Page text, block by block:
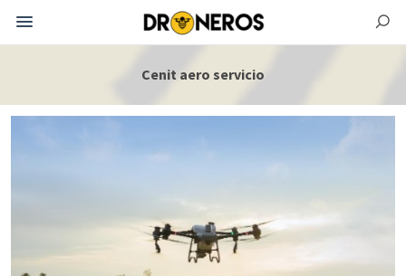
Cenit aero servicio